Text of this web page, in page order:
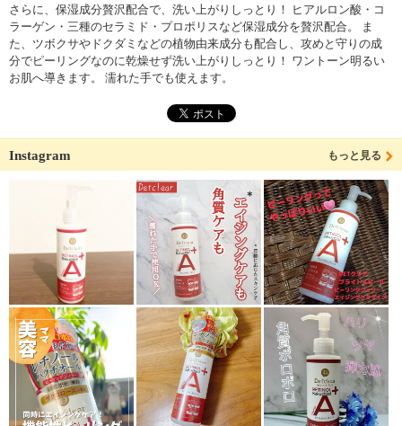
さらに、保湿成分贅沢配合で、洗い上がりしっとり！ ヒアルロン酸・コ
ラーゲン・三種のセラミド・プロポリスなど保湿成分を贅沢配合。 ま
た、ツボクサやドクダミなどの植物由来成分も配合し、攻めと守りの成
分でピーリングなのに乾燥せず洗い上がりしっとり！ ワントーン明るい
お肌へ導きます。 濡れた手でも使えます。
Instagram もっと見る